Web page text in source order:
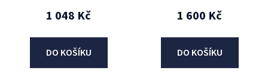
1 048 Kč
DO KOŠÍKU
1 600 Kč
DO KOŠÍKU